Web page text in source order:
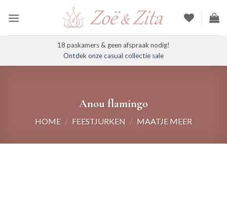
naar
18 paskamers & geen afspraak nodig!
Ontdek onze casual collectie sale
Anou flamingo
HOME / FEESTJURKEN / MAATJE MEER